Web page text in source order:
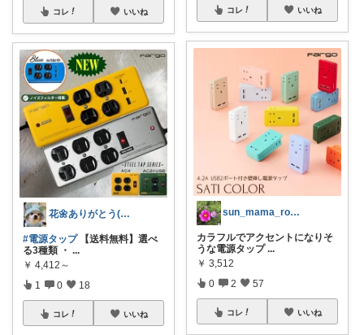
コレ いいね
花🌼ありがとう(*･ω･)*_ _)ﾍ
#電源タップ【送料無料】選べ
る3種類 ・ ...
￥ 4,412～
1 0 18
コレ いいね
コレ いいね
sun_mama_room
カラフルでアクセントになりそ
うな電源タップ ...
￥ 3,512
0 2 57
コレ いいね